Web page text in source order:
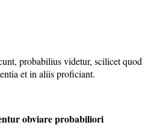
probabilius videtur, scilicet quod
et in aliis proficiant.
obviare probabiliori